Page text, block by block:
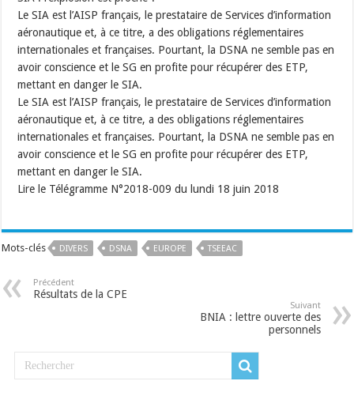
Le SIA est l’AISP français, le prestataire de Services d’information
aéronautique et, à ce titre, a des obligations réglementaires
internationales et françaises. Pourtant, la DSNA ne semble pas en
avoir conscience et le SG en profite pour récupérer des ETP,
mettant en danger le SIA.
Le SIA est l’AISP français, le prestataire de Services d’information
aéronautique et, à ce titre, a des obligations réglementaires
internationales et françaises. Pourtant, la DSNA ne semble pas en
avoir conscience et le SG en profite pour récupérer des ETP,
mettant en danger le SIA.
Lire le Télégramme N°2018-009 du lundi 18 juin 2018
Mots-clés DIVERS DSNA EUROPE TSEEAC
Précédent
Résultats de la CPE
Suivant
BNIA : lettre ouverte des
personnels